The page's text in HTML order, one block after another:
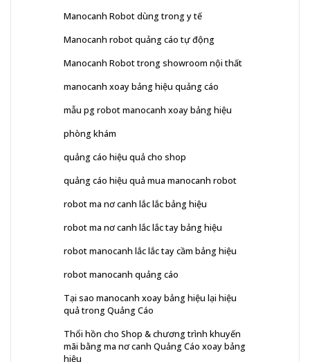
Manocanh Robot dùng trong y tế
Manocanh robot quảng cáo tự động
Manocanh Robot trong showroom nội thất
manocanh xoay bảng hiệu quảng cáo
mẫu pg robot manocanh xoay bảng hiệu
phòng khám
quảng cáo hiệu quả cho shop
quảng cáo hiệu quả mua manocanh robot
robot ma nơ canh lắc lắc bảng hiệu
robot ma nơ canh lắc lắc tay bảng hiệu
robot manocanh lắc lắc tay cầm bảng hiệu
robot manocanh quảng cáo
Tại sao manocanh xoay bảng hiệu lại hiệu
quả trong Quảng Cáo
Thổi hồn cho Shop & chương trình khuyến
mãi bằng ma nơ canh Quảng Cáo xoay bảng
hiệu